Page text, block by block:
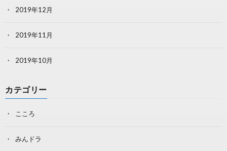
2019年12月
2019年11月
2019年10月
カテゴリー
こころ
みんドラ